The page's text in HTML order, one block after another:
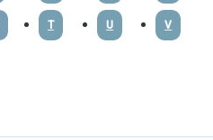
T U V